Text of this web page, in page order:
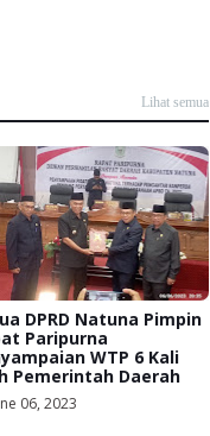
Lihat semua
DPRD Natuna Pimpin
Paripurna
WTP 6 Kali
Pemerintah Daerah
06, 2023